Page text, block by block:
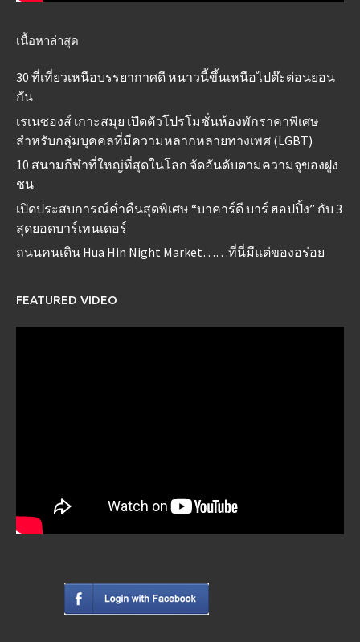
เนื้อหาล่าสุด
30 ที่เที่ยวเหนือบรรยากาศดี หนาวนี้ขึ้นเหนือไปต๊ะต่อนยอน
กัน
เรเนซองส์ เกาะสมุย เปิดตัวโปรโมชั่นห้องพักราคาพิเศษ
สำหรับกลุ่มบุคคลที่มีความหลากหลายทางเพศ (LGBT)
10 สนามกีฬาที่ใหญ่ที่สุดในโลก จัดอันดับตามความจุของฝูง
ชน
เปิดประสบการณ์ค่ำคืนสุดพิเศษ “บาคาร์ดี บาร์ ฮอปปิ้ง” กับ 3
สุดยอดบาร์เทนเดอร์
ถนนคนเดิน Hua Hin Night Market……ที่นี่มีแต่ของอร่อย
FEATURED VIDEO